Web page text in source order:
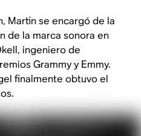
Martin se encargó de la
de la marca sonora en
ingeniero de
Grammy y Emmy.
finalmente obtuvo el